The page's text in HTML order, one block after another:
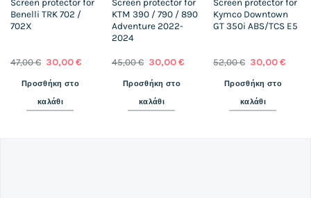
Screen protector for
Benelli TRK 702 /
702X
47,00€ Original
was:
47,00 €.
30,00 €Η
Προσθήκη στο
καλάθι
Screen protector for
KTM 390 / 790 / 890
Adventure 2022-
2024
45,00€ Original
was:
45,00 €.
30,00 €Η
Προσθήκη στο
καλάθι
Screen protector for
Kymco Downtown
GT 350i ABS/TCS E5
52,00€ Original
was:
52,00 €.
30,00 €Η
Προσθήκη στο
καλάθι